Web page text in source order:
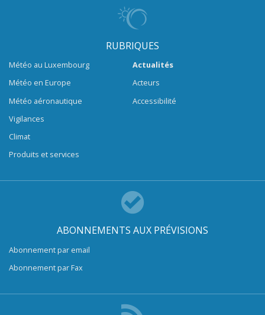
RUBRIQUES
Météo au Luxembourg
Météo en Europe
Météo aéronautique
Vigilances
Climat
Produits et services
Actualités
Acteurs
Accessibilité
ABONNEMENTS AUX PRÉVISIONS
Abonnement par email
Abonnement par Fax